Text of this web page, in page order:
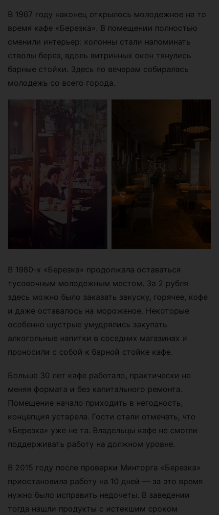
В 1967 году наконец открылось молодежное на то
время кафе «Березка». В помещении полностью
сменили интерьер: колонны стали напоминать
стволы берез, вдоль витринных окон тянулись
барные стойки. Здесь по вечерам собиралась
молодежь со всего города.
В 1980-х «Березка» продолжала оставаться
тусовочным молодежным местом. За 2 рубля
здесь можно было заказать закуску, горячее, кофе
и даже оставалось на мороженое. Некоторые
особенно шустрые умудрялись закупать
алкогольные напитки в соседних магазинах и
проносили с собой к барной стойке кафе.
Больше 30 лет кафе работало, практически не
меняя формата и без капитального ремонта.
Помещение начало приходить в негодность,
концепция устарела. Гости стали отмечать, что
«Березка» уже не та. Владельцы кафе не смогли
поддерживать работу на должном уровне.
В 2015 году после проверки Минторга «Березка»
приостановила работу на 10 дней — за это время
нужно было исправить недочеты. В заведении
тогда нашли продукты с истекшим сроком